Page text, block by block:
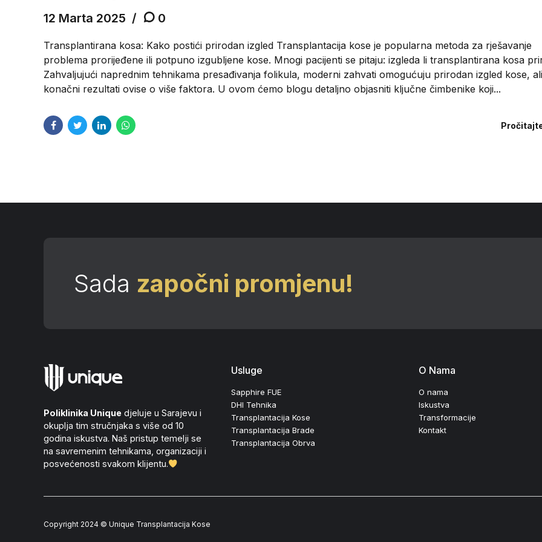
12 Marta 2025 0
Transplantirana kosa: Kako postići prirodan izgled Transplantacija kose je popularna metoda za rješavanje
problema prorijeđene ili potpuno izgubljene kose. Mnogi pacijenti se pitaju: izgleda li transplantirana kosa
Zahvaljujući naprednim tehnikama presađivanja folikula, moderni zahvati omogućuju prirodan izgled kose, ali
konačni rezultati ovise o više faktora. U ovom ćemo blogu detaljno objasniti ključne čimbenike koji...
Sada započni promjenu!
Poliklinika Unique djeluje u Sarajevu i
okuplja tim stručnjaka s više od 10
godina iskustva. Naš pristup temelji se
na savremenim tehnikama, organizaciji i
posvećenosti svakom klijentu.
Usluge
Sapphire FUE
DHI Tehnika
Transplantacija Kose
Transplantacija Brade
Transplantacija Obrva
O Nama
O nama
Iskustva
Transformacije
Kontakt
Copyright 2024 © Unique Transplantacija Kose